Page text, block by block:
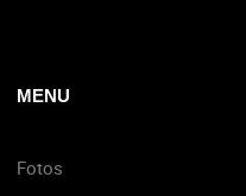
MENU
Fotos